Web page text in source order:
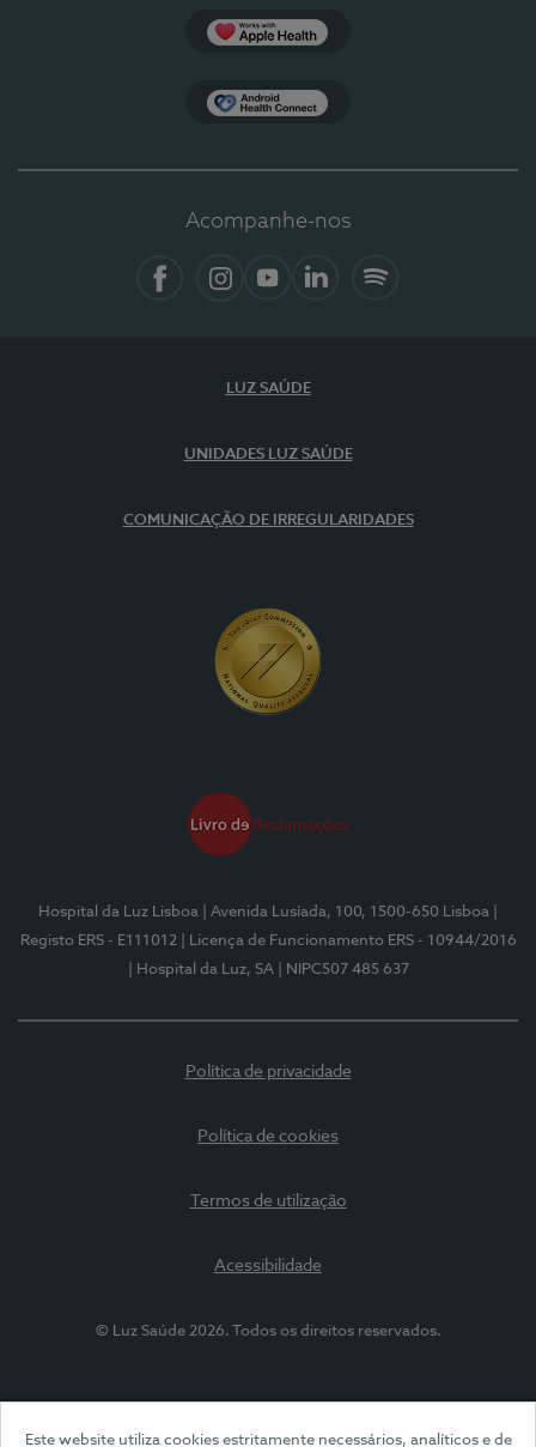
Este website utiliza cookies estritamente necessários, analíticos e de
Acompanhe-nos
LUZ SAÚDE
UNIDADES LUZ SAÚDE
COMUNICAÇÃO DE IRREGULARIDADES
Hospital da Luz Lisboa | Avenida Lusíada, 100, 1500-650 Lisboa
Registo ERS - E111012
| Licença de Funcionamento ERS - 10944/2016
| Hospital da Luz, SA
| NIPC507 485 637
Política de privacidade
Política de cookies
Termos de utilização
Acessibilidade
© Luz Saúde 2026. Todos os direitos reservados.